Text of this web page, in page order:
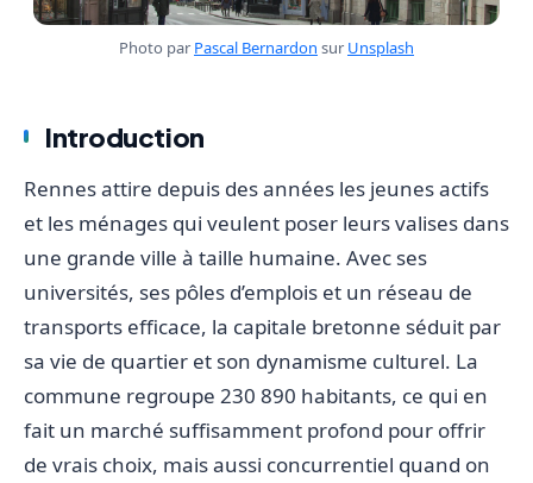
Photo par Pascal Bernardon sur Unsplash
Introduction
Rennes attire depuis des années les jeunes actifs
et les ménages qui veulent poser leurs valises dans
une grande ville à taille humaine. Avec ses
universités, ses pôles d’emplois et un réseau de
transports efficace, la capitale bretonne séduit par
sa vie de quartier et son dynamisme culturel. La
commune regroupe 230 890 habitants, ce qui en
fait un marché suffisamment profond pour offrir
de vrais choix, mais aussi concurrentiel quand on